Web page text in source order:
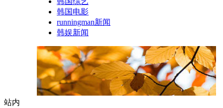
韩国电影
runningman新闻
韩娱新闻
站内